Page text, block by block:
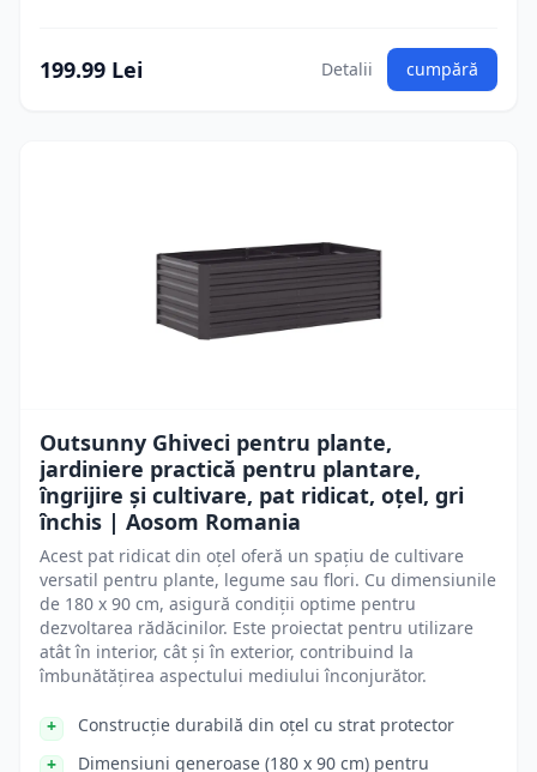
199.99 Lei Detalii cumpără
Outsunny Ghiveci pentru plante,
jardiniere practică pentru plantare,
îngrijire și cultivare, pat ridicat, oțel, gri
închis | Aosom Romania
Acest pat ridicat din oțel oferă un spațiu de cultivare
versatil pentru plante, legume sau flori. Cu dimensiunile
de 180 x 90 cm, asigură condiții optime pentru
dezvoltarea rădăcinilor. Este proiectat pentru utilizare
atât în interior, cât și în exterior, contribuind la
îmbunătățirea aspectului mediului înconjurător.
Construcție durabilă din oțel cu strat protector
Dimensiuni generoase (180 x 90 cm) pentru